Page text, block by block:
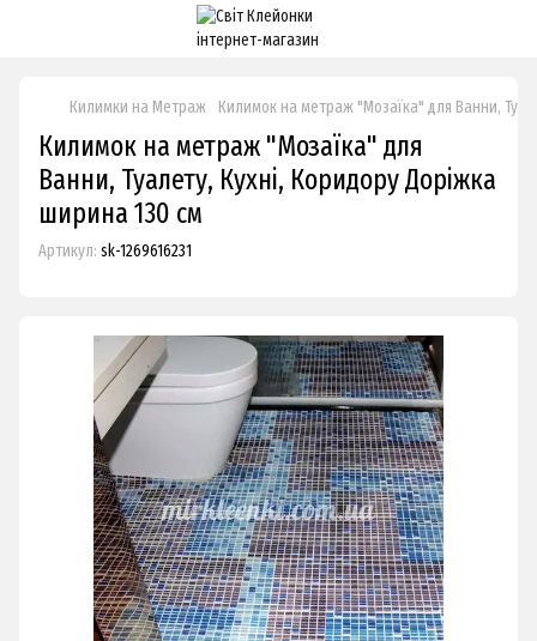
Килимки на Метраж Килимок на метраж "Мозаїка" для Ванни,
Килимок на метраж "Мозаїка" для
Ванни, Туалету, Кухні, Коридору Доріжка
ширина 130 см
Артикул: sk-1269616231